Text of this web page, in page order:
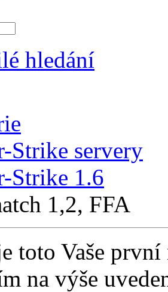
hledání
Strike servery
Strike 1.6
1,2, FFA
toto Vaše
na výše